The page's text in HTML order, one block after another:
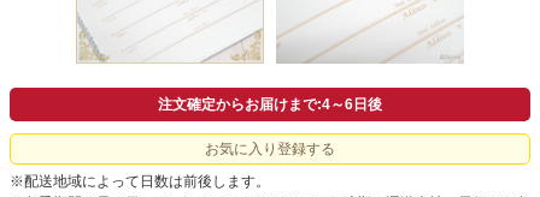
注文確定からお届けまで:4～6日後
お気に入り登録する
※配送地域によって日数は前後します。